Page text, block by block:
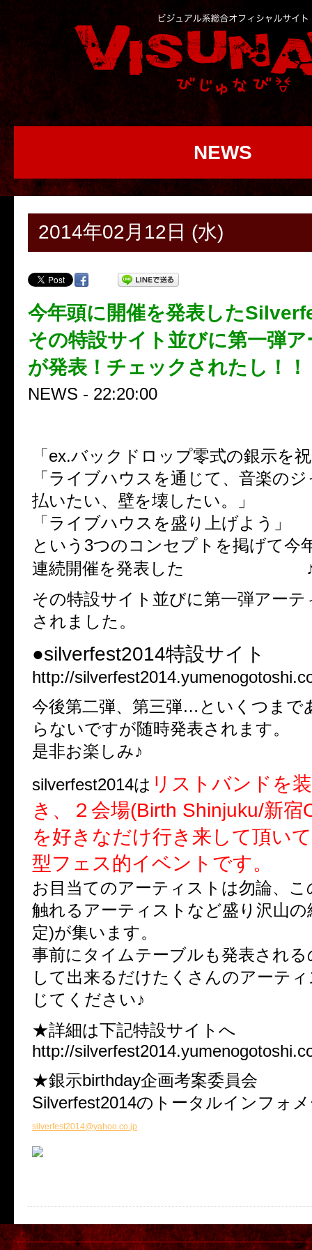
NEWS
2014年02月12日 (水)
今年頭に開催を発表した
その特設サイト並びに第一弾
が発表！チェックされたし！！
NEWS - 22:20:00
「ex.バックドロップ零式の銀示を
「ライブハウスを通じて、音楽の
払いたい、壁を壊したい。」
「ライブハウスを盛り上げよう」
という3つのコンセプトを掲げて今
連続開催を発表した
その特設サイト並びに第一弾アー
されました。
●silverfest2014特設サイト
http://
今後第二弾、第三弾…といくつまで
らないですが随時発表されます。
是非お楽しみ♪
silverfest2014は リストバンドを
き、２会場(Birth Shinjuku/新宿
を好きなだけ行き来して頂い
型フェス的イベントです。
お目当てのアーティストは勿論、
触れるアーティストなど盛り沢山の
定)が集います。
事前にタイムテーブルも発表され
して出来るだけたくさんのアーテ
じてください♪
★詳細は下記特設サイトへ
http://
★銀示birthday企画考案委員会
Silverfest2014のトータルインフォ
silverfest2014@yahoo.co.jp